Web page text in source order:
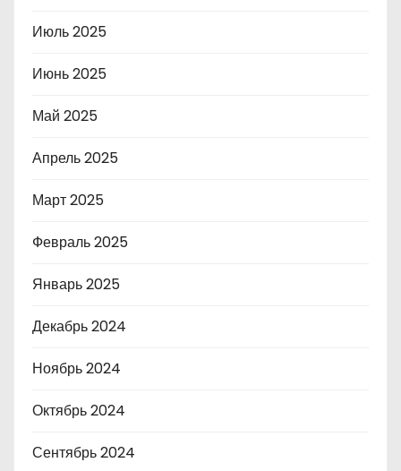
Июль 2025
Июнь 2025
Май 2025
Апрель 2025
Март 2025
Февраль 2025
Январь 2025
Декабрь 2024
Ноябрь 2024
Октябрь 2024
Сентябрь 2024